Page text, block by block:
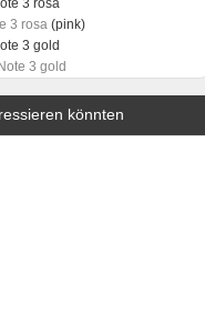
3 rosa (pink)
3 gold
könnten